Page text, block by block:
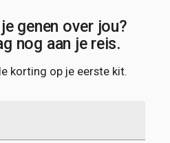
genen over jou?
nog aan je reis.
korting op je eerste kit.